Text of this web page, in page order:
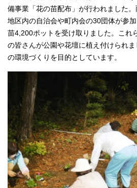
備事業「花の苗配布」が行われました
地区内の自治会や町内会の30団体が参
苗4,200ポットを受け取りました。これ
の皆さんが公園や花壇に植え付けられ
の環境づくりを目的としています。